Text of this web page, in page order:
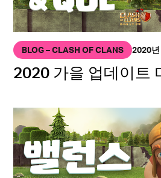
BLOG – CLASH OF CLANS 2020년
2020 가을 업데이트